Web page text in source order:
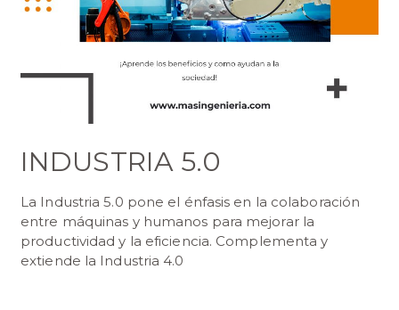
INDUSTRIA 5.0
La Industria 5.0 pone el énfasis en la colaboración
entre máquinas y humanos para mejorar la
productividad y la eficiencia. Complementa y
extiende la Industria 4.0